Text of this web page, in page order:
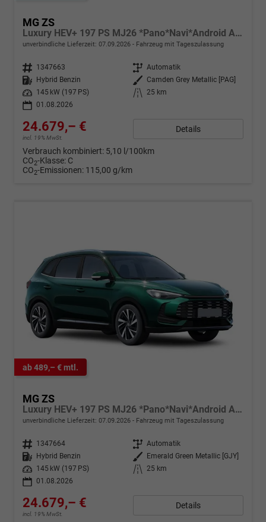
MG ZS
Luxury HEV+ 197 PS MJ26 *Pano*Navi*Android Auto*SHZ*360°*Kunstleder*Klimaauto*ACC
unverbindliche Lieferzeit: 07.09.2026 Fahrzeug mit Tageszulassung
Fahrzeugnr. 1347663 Getriebe Automatik
Kraftstoff
Hybrid Benzin Außenfarbe Camden Grey Metallic [PAG]
Leistung
145 kW (197 PS) Kilometerstand
25 km
01.08.2026
24.679,– €
incl. 19% MwSt.
Details
Verbrauch kombiniert: 5,10 l/100km
CO2-Klasse: C
CO2-Emissionen: 115,00 g/km
ab 489,– € mtl.
MG ZS
Luxury HEV+ 197 PS MJ26 *Pano*Navi*Android Auto*SHZ*360°*Kunstleder*Klimaauto*ACC
unverbindliche Lieferzeit: 07.09.2026 Fahrzeug mit Tageszulassung
Fahrzeugnr. 1347664 Getriebe Automatik
Kraftstoff
Hybrid Benzin Außenfarbe
Emerald Green Metallic [GJY]
Leistung
145 kW (197 PS) Kilometerstand
25 km
01.08.2026
24.679,– €
incl. 19% MwSt.
Details